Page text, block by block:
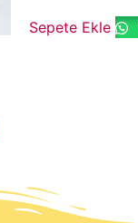
Sepete Ekle